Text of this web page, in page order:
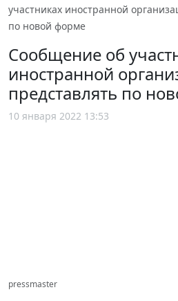
участниках иностранной
по новой форме
Сообщение об
иностранной
представлять по
10 января 2022 13:53
pressmaster